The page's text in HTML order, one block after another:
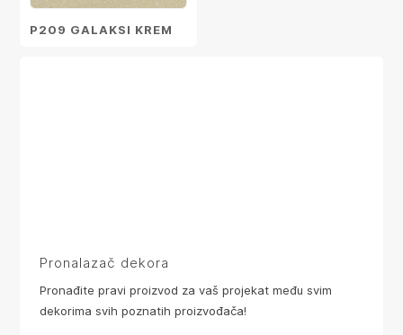
P209 GALAKSI KREM
Pronalazač dekora
Pronađite pravi proizvod za vaš projekat među svim
dekorima svih poznatih proizvođača!